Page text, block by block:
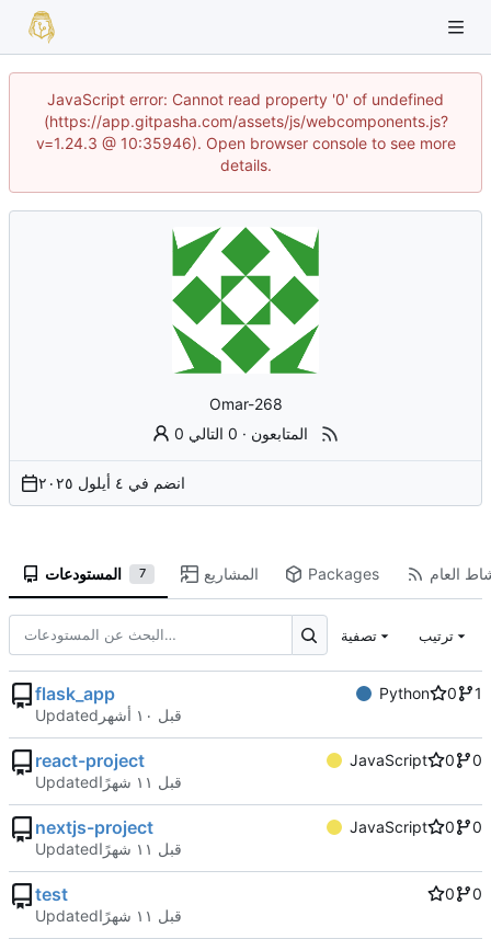
JavaScript error: Cannot read property '0' of undefined
(https://app.gitpasha.com/assets/js/webcomponents.js?
v=1.24.3 @ 10:35946). Open browser console to see more
details.
Omar-268
0 المتابعون · 0 التالي
انضم في
المستودعات 7 المشاريع Packages العام
تصفية ترتيب
flask_app Python 0
1
Updated
react-project JavaScript 0
0
Updated
nextjs-project JavaScript 0
0
Updated
test 0
0
Updated